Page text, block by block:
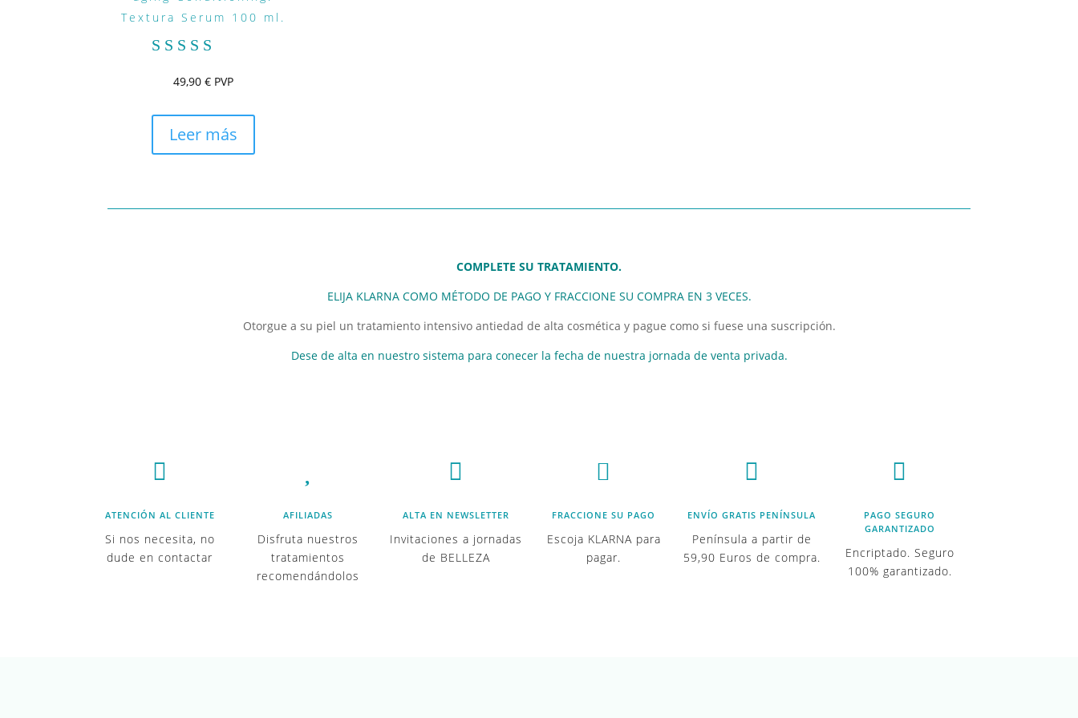
Textura Serum 100 ml.
con
de 5
49,90 € PVP
Leer más
COMPLETE SU TRATAMIENTO.
ELIJA KLARNA COMO MÉTODO DE PAGO Y FRACCIONE SU COMPRA EN 3 VECES.
Otorgue a su piel un tratamiento intensivo antiedad de alta cosmética y pague como si fuese una suscripción.
Dese de alta en nuestro sistema para conecer la fecha de nuestra jornada de venta privada.

ATENCIÓN AL CLIENTE
Si nos necesita, no
dude en contactar
AFILIADAS
Disfruta nuestros
tratamientos
recomendándolos

ALTA EN NEWSLETTER
Invitaciones a jornadas
de BELLEZA

FRACCIONE SU PAGO
Escoja KLARNA para
pagar.

ENVÍO GRATIS PENÍNSULA
Península a partir de
59,90 Euros de compra.

PAGO SEGURO
GARANTIZADO
Encriptado. Seguro
100% garantizado.